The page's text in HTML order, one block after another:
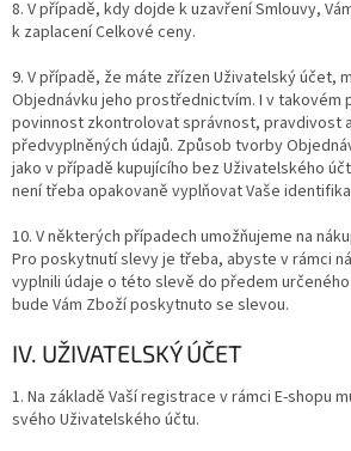
8. V případě, kdy dojde k uzavření Smlouvy,
k zaplacení Celkové ceny.
9. V případě, že máte zřízen Uživatelský účet,
Objednávku jeho prostřednictvím. I v takovém
povinnost zkontrolovat správnost, pravdivost
předvyplněných údajů. Způsob tvorby
jako v případě kupujícího bez Uživatelského
není třeba opakovaně vyplňovat Vaše
10. V některých případech umožňujeme na
Pro poskytnutí slevy je třeba, abyste v rámci
vyplnili údaje o této slevě do předem
bude Vám Zboží poskytnuto se slevou.
IV. UŽIVATELSKÝ ÚČET
1. Na základě Vaší registrace v rámci E-shopu
svého Uživatelského účtu.